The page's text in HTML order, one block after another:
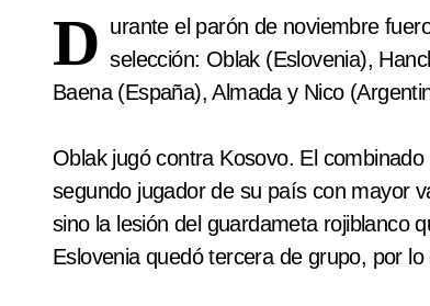
D urante el parón de noviembre
selección: Oblak (Eslovenia),
Baena (España), Almada y Nico
Oblak jugó contra Kosovo. El
segundo jugador de su país con mayor
sino la lesión del guardameta rojiblanco
Eslovenia quedó tercera de grupo, por